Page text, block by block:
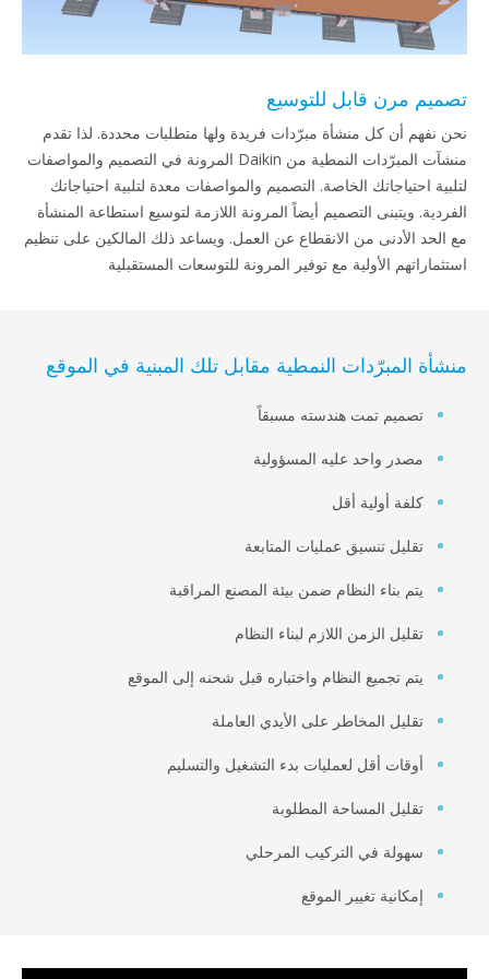
مرن قابل للتوسيع
نفهم أن كل منشأة مبرّدات فريدة ولها متطلبات محددة. لذا تقدم
منشآت المبرّدات النمطية من Daikin المرونة في التصميم والمواصفات
احتياجاتك الخاصة. التصميم والمواصفات معدة لتلبية احتياجاتك
ويتبنى التصميم أيضاً المرونة اللازمة لتوسيع استطاعة المنشأة
الأدنى من الانقطاع عن العمل. ويساعد ذلك المالكين على تنظيم
الأولية مع توفير المرونة للتوسعات المستقبلية
المبرّدات النمطية مقابل تلك المبنية في الموقع
تصميم تمت هندسته مسبقاً
مصدر واحد عليه المسؤولية
كلفة أولية أقل
تقليل تنسيق عمليات المتابعة
يتم بناء النظام ضمن بيئة المصنع المراقبة
تقليل الزمن اللازم لبناء النظام
يتم تجميع النظام واختباره قبل شحنه إلى الموقع
تقليل المخاطر على الأيدي العاملة
أوقات أقل لعمليات بدء التشغيل والتسليم
تقليل المساحة المطلوبة
سهولة في التركيب المرحلي
إمكانية تغيير الموقع